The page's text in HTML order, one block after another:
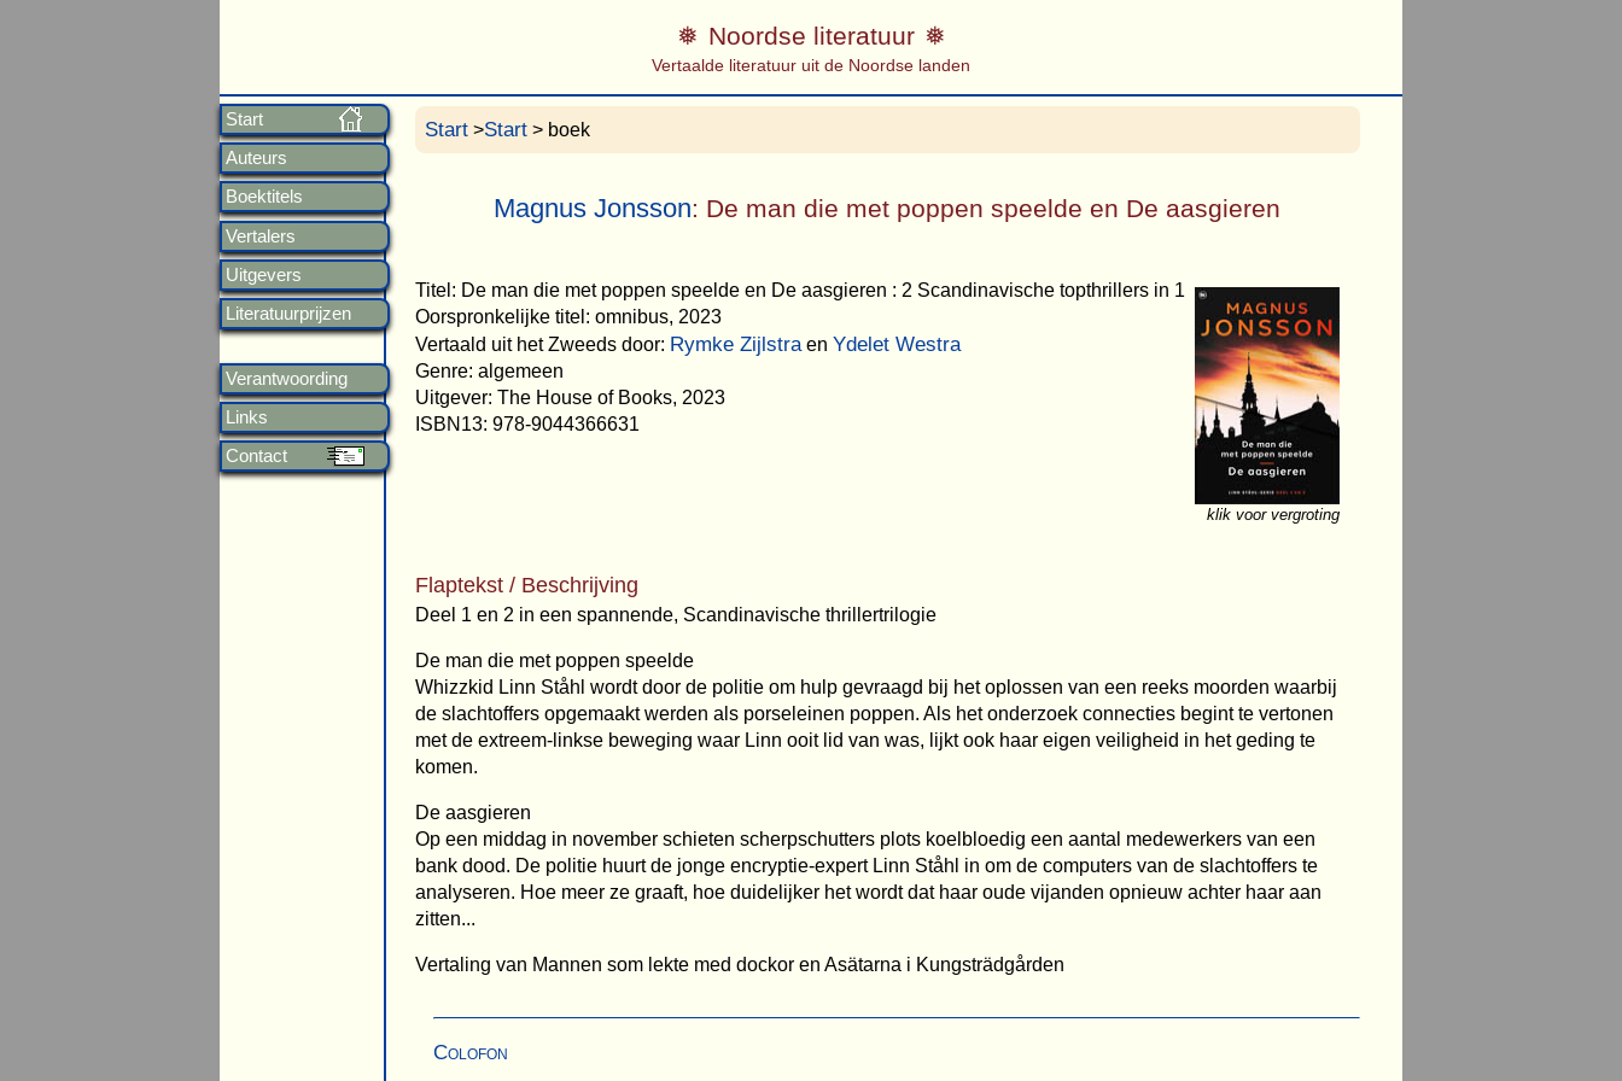
Start
Auteurs
Boektitels
Vertalers
Uitgevers
Literatuurprijzen
Verantwoording
Links
Contact
Noordse literatuur
Vertaalde literatuur uit de Noordse landen
Start >Start > boek
Magnus Jonsson: De man die met poppen speelde en De aasgieren
klik voor vergroting
Titel: De man die met poppen speelde en De aasgieren : 2 Scandinavische topthrillers in 1
Oorspronkelijke titel: omnibus, 2023
Vertaald uit het Zweeds door: Rymke Zijlstra en Ydelet Westra
Genre: algemeen
Uitgever: The House of Books, 2023
ISBN13: 978-9044366631
Flaptekst / Beschrijving
Deel 1 en 2 in een spannende, Scandinavische thrillertrilogie
De man die met poppen speelde
Whizzkid Linn Ståhl wordt door de politie om hulp gevraagd bij het oplossen van een reeks moorden waarbij
de slachtoffers opgemaakt werden als porseleinen poppen. Als het onderzoek connecties begint te vertonen
met de extreem-linkse beweging waar Linn ooit lid van was, lijkt ook haar eigen veiligheid in het geding te
komen.
De aasgieren
Op een middag in november schieten scherpschutters plots koelbloedig een aantal medewerkers van een
bank dood. De politie huurt de jonge encryptie-expert Linn Ståhl in om de computers van de slachtoffers te
analyseren. Hoe meer ze graaft, hoe duidelijker het wordt dat haar oude vijanden opnieuw achter haar aan
zitten...
Vertaling van Mannen som lekte med dockor en Asätarna i Kungsträdgården
Colofon